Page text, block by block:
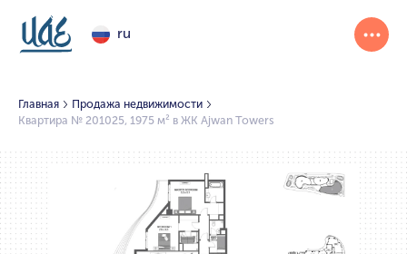
ru
Главная
Продажа недвижимости
Квартира № 201025, 1975 м² в ЖК Ajwan Towers